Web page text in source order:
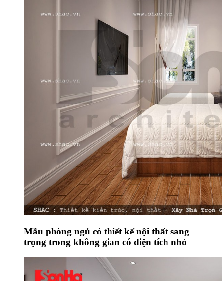
Mẫu phòng ngủ có thiết kế nội thất sang
trọng trong không gian có diện tích nhỏ